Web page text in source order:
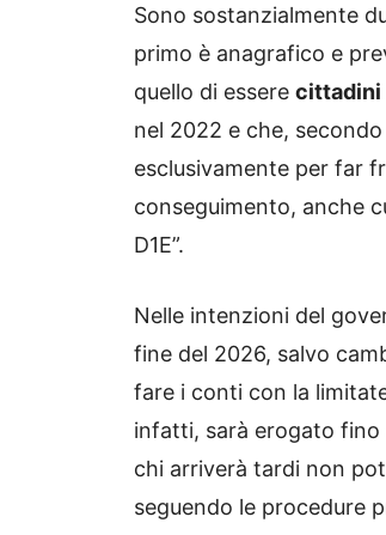
Sono sostanzialmente
primo è anagrafico e
quello di essere cittadini
nel 2022 e che,
esclusivamente per far
conseguimento, anche
D1E”.
Nelle intenzioni del
fine del 2026, salvo
fare i conti con la
infatti, sarà erogato fino
chi arriverà tardi non
seguendo le procedure